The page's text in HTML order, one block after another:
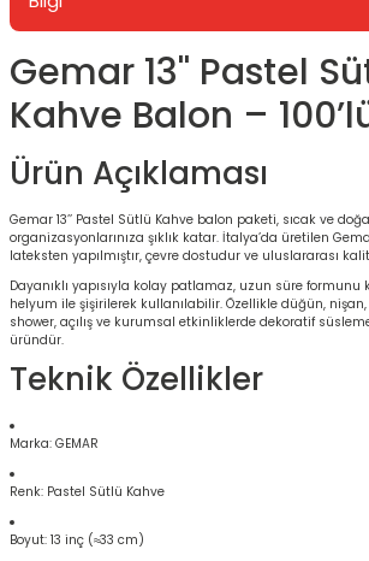
Gemar 13'' Pastel
Kahve Balon –
Ürün Açıklaması
Gemar 13’’ Pastel Sütlü Kahve balon paketi, sıcak ve
organizasyonlarınıza şıklık katar. İtalya’da üretilen
lateksten yapılmıştır, çevre dostudur ve uluslararası
Dayanıklı yapısıyla kolay patlamaz, uzun süre
helyum ile şişirilerek kullanılabilir. Özellikle düğün,
shower, açılış ve kurumsal etkinliklerde dekoratif
üründür.
Teknik Özellikler
Marka: GEMAR
Renk: Pastel Sütlü Kahve
Boyut: 13 inç (≈33 cm)